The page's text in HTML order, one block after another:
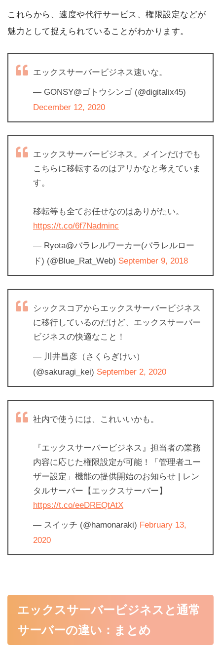
これらから、速度や代行サービス、権限設定などが
魅力として捉えられていることがわかります。
エックスサーバービジネス速いな。
— GONSY@ゴトウシンゴ (@digitalix45)
December 12, 2020
エックスサーバービジネス。メインだけでも
こちらに移転するのはアリかなと考えていま
す。
移転等も全てお任せなのはありがたい。
https://t.co/6f7Nadminc
— Ryota@パラレルワーカー(パラレルロー
ド) (@Blue_Rat_Web) September 9, 2018
シックスコアからエックスサーバービジネス
に移行しているのだけど、エックスサーバー
ビジネスの快適なこと！
— 川井昌彦（さくらぎけい）
(@sakuragi_kei) September 2, 2020
社内で使うには、これいいかも。
『エックスサーバービジネス』担当者の業務
内容に応じた権限設定が可能！「管理者ユー
ザー設定」機能の提供開始のお知らせ | レン
タルサーバー【エックスサーバー】
https://t.co/eeDREQtAtX
— スイッチ (@hamonaraki) February 13,
2020
エックスサーバービジネスと通常
サーバーの違い：まとめ